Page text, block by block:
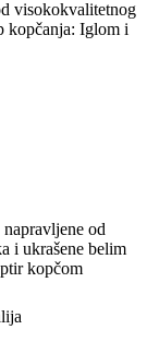
visokokvalitetnog
kopčanja: Iglom i
od
i ukrašene belim
kopčom